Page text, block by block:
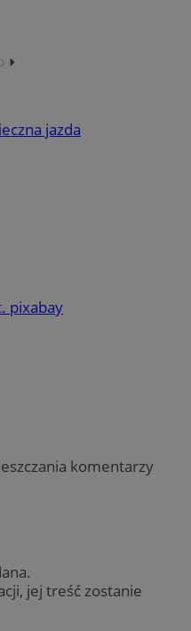
⏵︎
jazda
pixabay
komentarzy
jej treść zostanie